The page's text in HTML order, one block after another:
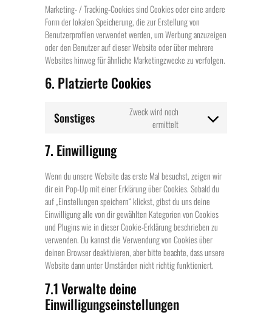
Marketing- / Tracking-Cookies sind Cookies oder eine andere
Form der lokalen Speicherung, die zur Erstellung von
Benutzerprofilen verwendet werden, um Werbung anzuzeigen
oder den Benutzer auf dieser Website oder über mehrere
Websites hinweg für ähnliche Marketingzwecke zu verfolgen.
6. Platzierte Cookies
Sonstiges
Zweck wird noch
ermittelt
7. Einwilligung
Wenn du unsere Website das erste Mal besuchst, zeigen wir
dir ein Pop-Up mit einer Erklärung über Cookies. Sobald du
auf „Einstellungen speichern“ klickst, gibst du uns deine
Einwilligung alle von dir gewählten Kategorien von Cookies
und Plugins wie in dieser Cookie-Erklärung beschrieben zu
verwenden. Du kannst die Verwendung von Cookies über
deinen Browser deaktivieren, aber bitte beachte, dass unsere
Website dann unter Umständen nicht richtig funktioniert.
7.1 Verwalte deine
Einwilligungseinstellungen